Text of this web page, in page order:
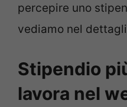
percepire uno
vediamo nel
Stipendio
lavora nel